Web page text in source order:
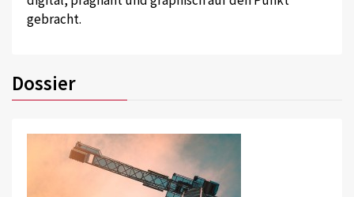
gebracht.
Dossier